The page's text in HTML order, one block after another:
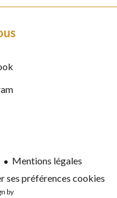
Mentions légales
ses préférences cookies
by